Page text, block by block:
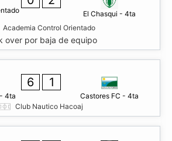
El Chasqui - 4ta
Academia Control Orientado
over por baja de equipo
4ta
6 1
Castores FC - 4ta
Club Nautico Hacoaj